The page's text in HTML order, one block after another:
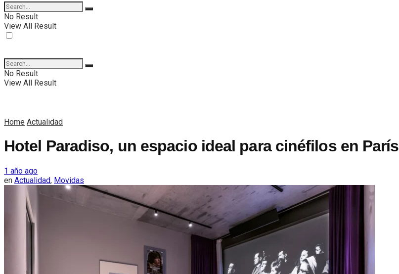
No Result
View All Result
No Result
View All Result
Home Actualidad
Hotel Paradiso, un espacio ideal para cinéfilos en París
1 año ago
en Actualidad, Movidas